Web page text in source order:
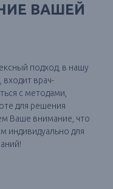
ВАШЕЙ
подход, в нашу
врач-
с методами,
для решения
Ваше внимание, что
индивидуально для